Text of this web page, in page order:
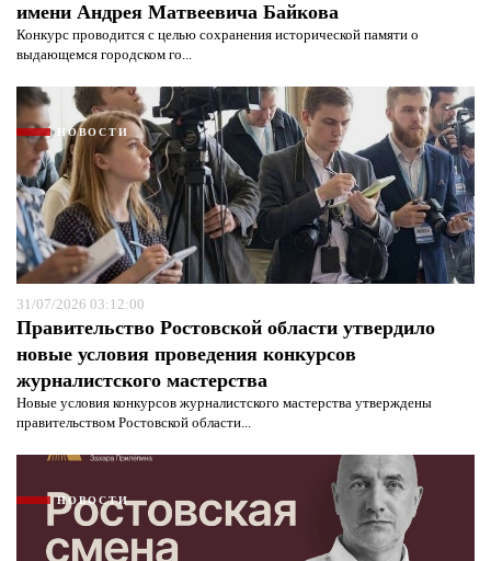
имени Андрея Матвеевича Байкова
Конкурс проводится с целью сохранения исторической памяти о
выдающемся городском го...
НОВОСТИ
31/07/2026 03:12:00
Правительство Ростовской области утвердило
новые условия проведения конкурсов
журналистского мастерства
Новые условия конкурсов журналистского мастерства утверждены
правительством Ростовской области...
НОВОСТИ
Я согласен сполитикой конфиденциальности и
Я согласен сполитикой конфиденциальности и
защиты информации*